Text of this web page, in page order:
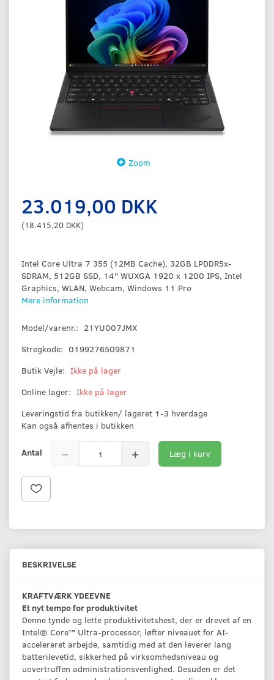
Zoom
23.019,00 DKK
(18.415,20 DKK)
Intel Core Ultra 7 355 (12MB Cache), 32GB LPDDR5x-
SDRAM, 512GB SSD, 14" WUXGA 1920 x 1200 IPS, Intel
Graphics, WLAN, Webcam, Windows 11 Pro
Mere information
Model/varenr.: 21YU007JMX
Stregkode: 0199276509871
Butik Vejle: Ikke på lager
Online lager: Ikke på lager
Leveringstid fra butikken/ lageret 1-3 hverdage
Kan også afhentes i butikken
Antal Læg i kurv
BESKRIVELSE
KRAFTVÆRK YDEEVNE
Et nyt tempo for produktivitet
Denne tynde og lette produktivitetshest, der er drevet af en
Intel® Core™ Ultra-processor, løfter niveauet for AI-
accelereret arbejde, samtidig med at den leverer lang
batterilevetid, sikkerhed på virksomhedsniveau og
uovertruffen administrationsvenlighed. Desuden er det